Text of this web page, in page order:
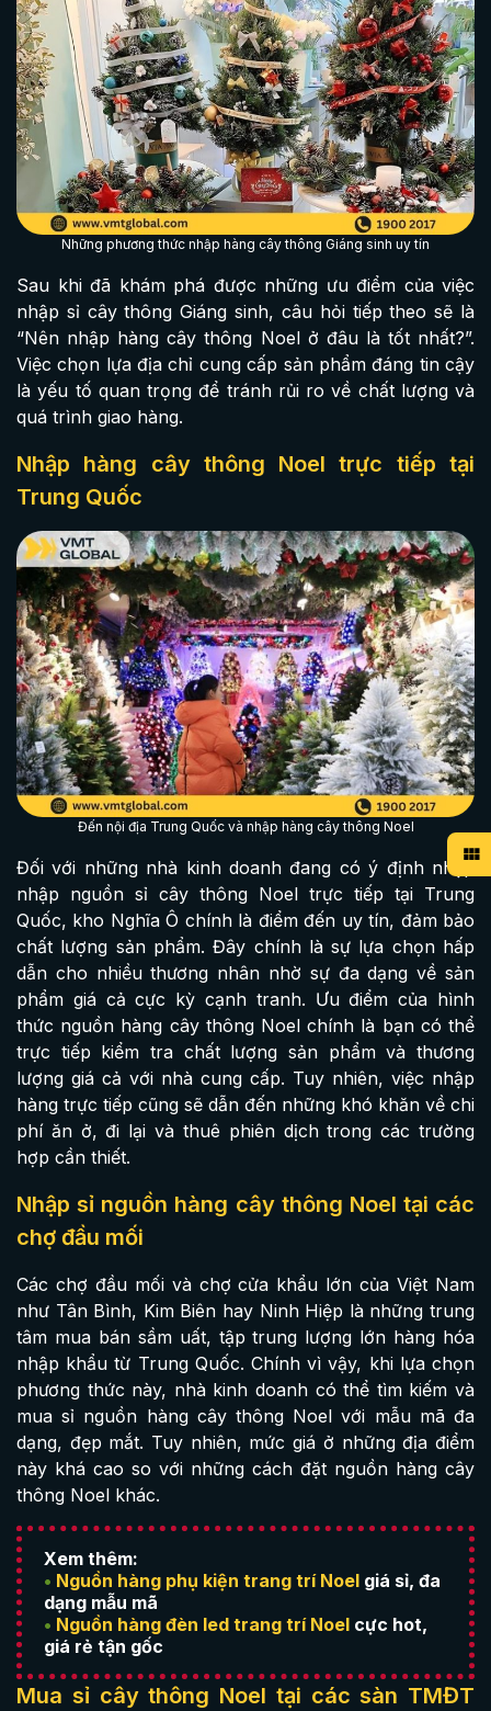
Những phương thức nhập hàng cây thông Giáng sinh uy tín
Sau khi đã khám phá được những ưu điểm của việc
nhập sỉ cây thông Giáng sinh, câu hỏi tiếp theo sẽ là
“Nên nhập hàng cây thông Noel ở đâu là tốt nhất?”.
Việc chọn lựa địa chỉ cung cấp sản phẩm đáng tin cậy
là yếu tố quan trọng để tránh rủi ro về chất lượng và
quá trình giao hàng.
Nhập hàng cây thông Noel trực tiếp tại
Trung Quốc
Đến nội địa Trung Quốc và nhập hàng cây thông Noel
Đối với những nhà kinh doanh đang có ý định nhập
nhập nguồn sỉ cây thông Noel trực tiếp tại Trung
Quốc, kho Nghĩa Ô chính là điểm đến uy tín, đảm bảo
chất lượng sản phẩm. Đây chính là sự lựa chọn hấp
dẫn cho nhiều thương nhân nhờ sự đa dạng về sản
phẩm giá cả cực kỳ cạnh tranh. Ưu điểm của hình
thức nguồn hàng cây thông Noel chính là bạn có thể
trực tiếp kiểm tra chất lượng sản phẩm và thương
lượng giá cả với nhà cung cấp. Tuy nhiên, việc nhập
hàng trực tiếp cũng sẽ dẫn đến những khó khăn về chi
phí ăn ở, đi lại và thuê phiên dịch trong các trường
hợp cần thiết.
Nhập sỉ nguồn hàng cây thông Noel tại các
chợ đầu mối
Các chợ đầu mối và chợ cửa khẩu lớn của Việt Nam
như Tân Bình, Kim Biên hay Ninh Hiệp là những trung
tâm mua bán sầm uất, tập trung lượng lớn hàng hóa
nhập khẩu từ Trung Quốc. Chính vì vậy, khi lựa chọn
phương thức này, nhà kinh doanh có thể tìm kiếm và
mua sỉ nguồn hàng cây thông Noel với mẫu mã đa
dạng, đẹp mắt. Tuy nhiên, mức giá ở những địa điểm
này khá cao so với những cách đặt nguồn hàng cây
thông Noel khác.
Xem thêm:
• Nguồn hàng phụ kiện trang trí Noel giá sỉ, đa
dạng mẫu mã
• Nguồn hàng đèn led trang trí Noel cực hot,
giá rẻ tận gốc
Mua sỉ cây thông Noel tại các sàn TMĐT